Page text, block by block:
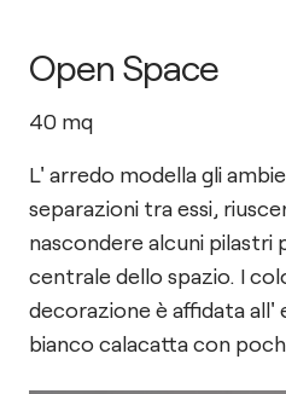
Open Space
40 mq
L' arredo modella gli
separazioni tra essi,
nascondere alcuni pilastri
centrale dello spazio. I
decorazione è affidata all'
bianco calacatta con